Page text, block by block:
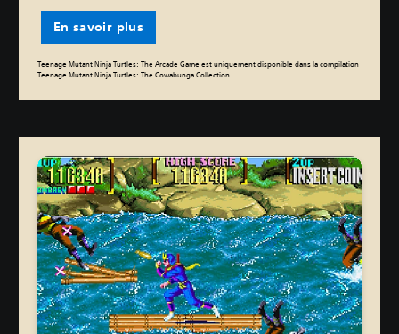
En savoir plus
Teenage Mutant Ninja Turtles: The Arcade Game est uniquement disponible dans la compilation
Teenage Mutant Ninja Turtles: The Cowabunga Collection.